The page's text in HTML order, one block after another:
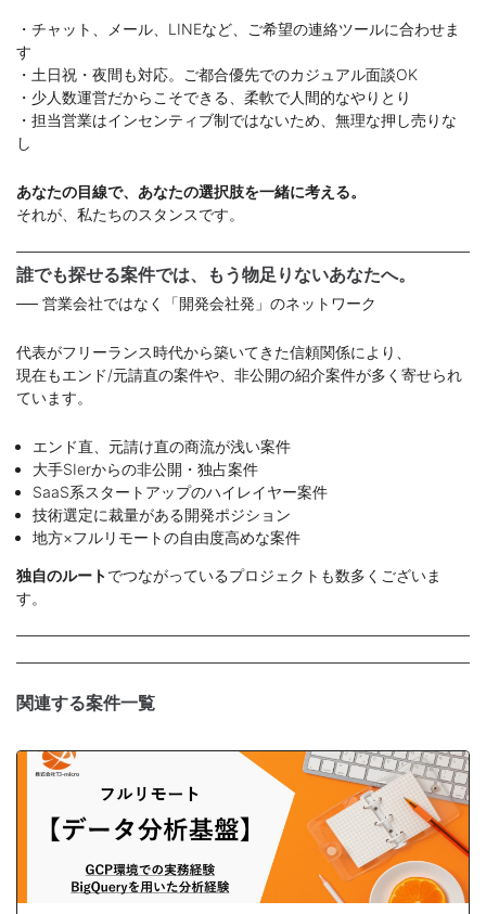
・チャット、メール、LINEなど、ご希望の連絡ツールに合わせま
す
・土日祝・夜間も対応。ご都合優先でのカジュアル面談OK
・少人数運営だからこそできる、柔軟で人間的なやりとり
・担当営業はインセンティブ制ではないため、無理な押し売りな
し
あなたの目線で、あなたの選択肢を一緒に考える。
それが、私たちのスタンスです。
誰でも探せる案件では、もう物足りないあなたへ。
── 営業会社ではなく「開発会社発」のネットワーク
代表がフリーランス時代から築いてきた信頼関係により、
現在もエンド/元請直の案件や、非公開の紹介案件が多く寄せられ
ています。
エンド直、元請け直の商流が浅い案件
大手SIerからの非公開・独占案件
SaaS系スタートアップのハイレイヤー案件
技術選定に裁量がある開発ポジション
地方×フルリモートの自由度高めな案件
独自のルートでつながっているプロジェクトも数多くございま
す。
関連する案件一覧